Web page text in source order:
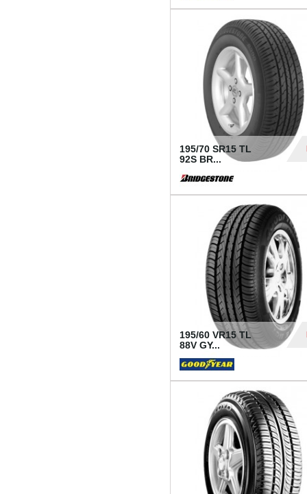
195/70 SR15 TL
92S BR...
195/60 VR15 TL
88V GY...